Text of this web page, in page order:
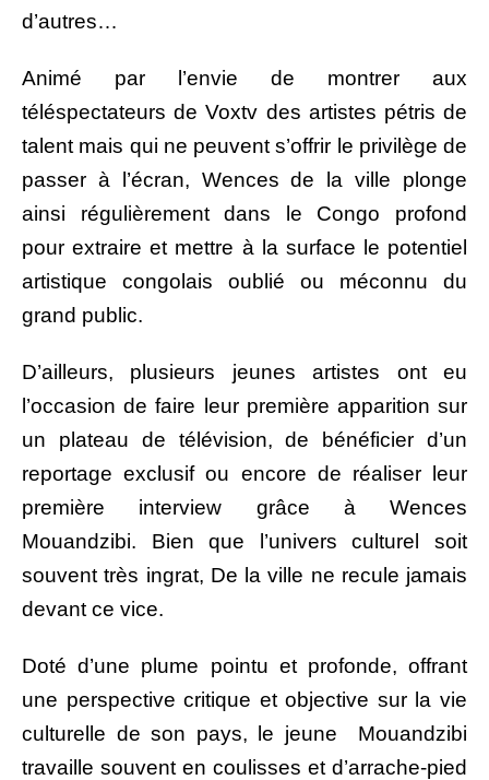
d’autres…
Animé par l’envie de montrer aux
téléspectateurs de Voxtv des artistes pétris de
talent mais qui ne peuvent s’offrir le privilège de
passer à l’écran, Wences de la ville plonge
ainsi régulièrement dans le Congo profond
pour extraire et mettre à la surface le potentiel
artistique congolais oublié ou méconnu du
grand public.
D’ailleurs, plusieurs jeunes artistes ont eu
l’occasion de faire leur première apparition sur
un plateau de télévision, de bénéficier d’un
reportage exclusif ou encore de réaliser leur
première interview grâce à Wences
Mouandzibi. Bien que l’univers culturel soit
souvent très ingrat, De la ville ne recule jamais
devant ce vice.
Doté d’une plume pointu et profonde, offrant
une perspective critique et objective sur la vie
culturelle de son pays, le jeune Mouandzibi
travaille souvent en coulisses et d’arrache-pied